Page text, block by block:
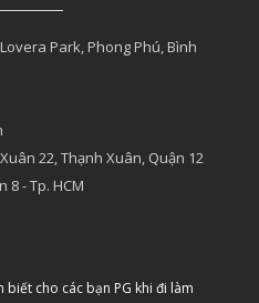
Park, Phong Phú, Bình
22, Thạnh Xuân, Quận 12
8 - Tp. HCM
biết cho các bạn PG khi đi làm